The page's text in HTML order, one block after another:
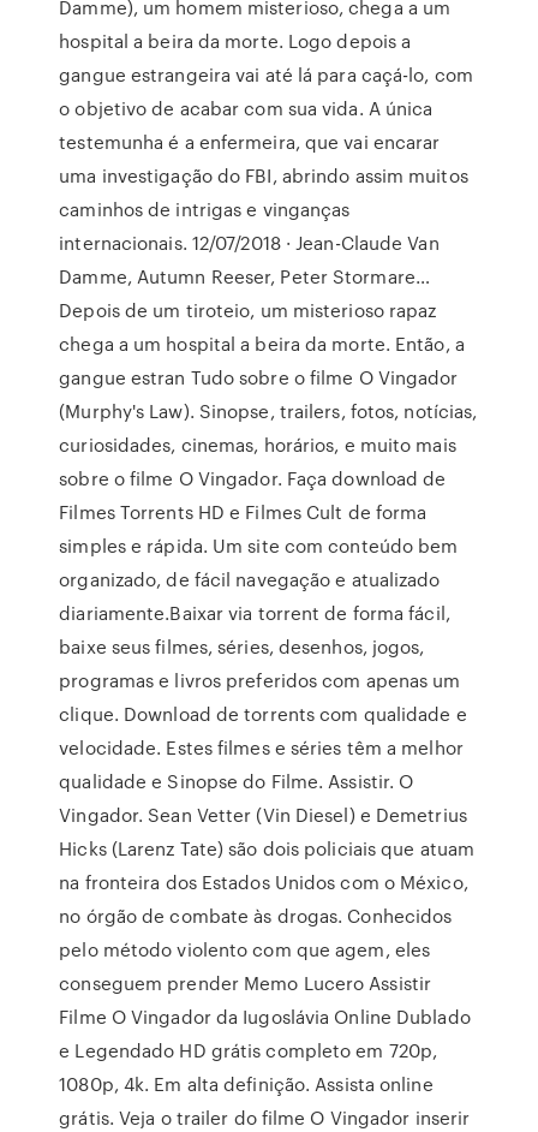
Damme), um homem misterioso, chega a um
hospital a beira da morte. Logo depois a
gangue estrangeira vai até lá para caçá-lo, com
o objetivo de acabar com sua vida. A única
testemunha é a enfermeira, que vai encarar
uma investigação do FBI, abrindo assim muitos
caminhos de intrigas e vinganças
internacionais. 12/07/2018 · Jean-Claude Van
Damme, Autumn Reeser, Peter Stormare…
Depois de um tiroteio, um misterioso rapaz
chega a um hospital a beira da morte. Então, a
gangue estran Tudo sobre o filme O Vingador
(Murphy's Law). Sinopse, trailers, fotos, notícias,
curiosidades, cinemas, horários, e muito mais
sobre o filme O Vingador. Faça download de
Filmes Torrents HD e Filmes Cult de forma
simples e rápida. Um site com conteúdo bem
organizado, de fácil navegação e atualizado
diariamente.Baixar via torrent de forma fácil,
baixe seus filmes, séries, desenhos, jogos,
programas e livros preferidos com apenas um
clique. Download de torrents com qualidade e
velocidade. Estes filmes e séries têm a melhor
qualidade e Sinopse do Filme. Assistir. O
Vingador. Sean Vetter (Vin Diesel) e Demetrius
Hicks (Larenz Tate) são dois policiais que atuam
na fronteira dos Estados Unidos com o México,
no órgão de combate às drogas. Conhecidos
pelo método violento com que agem, eles
conseguem prender Memo Lucero Assistir
Filme O Vingador da Iugoslávia Online Dublado
e Legendado HD grátis completo em 720p,
1080p, 4k. Em alta definição. Assista online
grátis. Veja o trailer do filme O Vingador inserir